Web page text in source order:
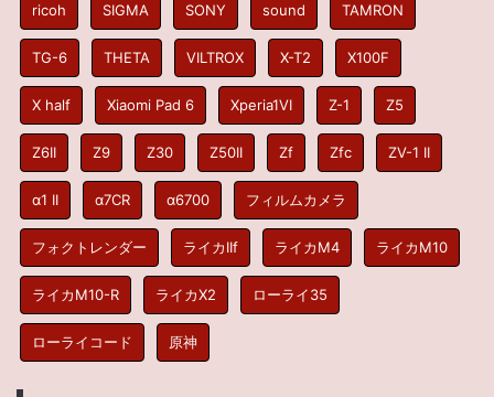
ricoh SIGMA SONY sound TAMRON
TG-6 THETA VILTROX X-T2 X100F
X half Xiaomi Pad 6 Xperia1VI Z-1 Z5
Z6II Z9 Z30 Z50II Zf Zfc ZV-1 II
α1 II α7CR α6700 フィルムカメラ
フォクトレンダー ライカIIf ライカM4 ライカM10
ライカM10-R ライカX2 ローライ35
ローライコード 原神